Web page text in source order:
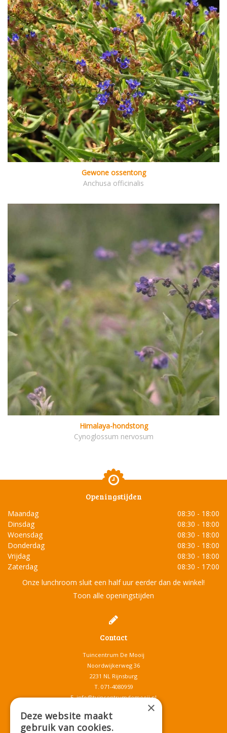
Gewone ossentong
Anchusa officinalis
Himalaya-hondstong
Cynoglossum nervosum
Openingstijden
Maandag
08:30 - 18:00
Dinsdag
08:30 - 18:00
Woensdag
08:30 - 18:00
Donderdag
08:30 - 18:00
Vrijdag
08:30 - 18:00
Zaterdag
08:30 - 17:00
Onze lunchroom sluit een half uur eerder dan de winkel!
Toon alle openingstijden
Contact
Tuincentrum De Mooij
Noordwijkerweg 36
2231 NL Rijnsburg
T. 071-4080959
E.info@tuincentrumdemooij.nl
×
Deze website maakt
gebruik van cookies.